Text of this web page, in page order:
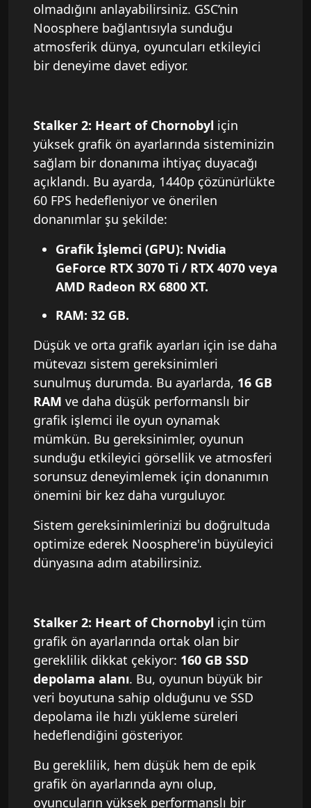
olmadığını anlayabilirsiniz. GSC’nin
Noosphere bağlantısıyla sunduğu
atmosferik dünya, oyuncuları etkileyici
bir deneyime davet ediyor.
Stalker 2: Heart of Chornobyl için
yüksek grafik ön ayarlarında sisteminizin
sağlam bir donanıma ihtiyaç duyacağı
açıklandı. Bu ayarda, 1440p çözünürlükte
60 FPS hedefleniyor ve önerilen
donanımlar şu şekilde:
Grafik İşlemci (GPU): Nvidia
GeForce RTX 3070 Ti / RTX 4070 veya
AMD Radeon RX 6800 XT.
RAM: 32 GB.
Düşük ve orta grafik ayarları için ise daha
mütevazı sistem gereksinimleri
sunulmuş durumda. Bu ayarlarda, 16 GB
RAM ve daha düşük performanslı bir
grafik işlemci ile oyun oynamak
mümkün. Bu gereksinimler, oyunun
sunduğu etkileyici görsellik ve atmosferi
sorunsuz deneyimlemek için donanımın
önemini bir kez daha vurguluyor.
Sistem gereksinimlerinizi bu doğrultuda
optimize ederek Noosphere'in büyüleyici
dünyasına adım atabilirsiniz.
Stalker 2: Heart of Chornobyl için tüm
grafik ön ayarlarında ortak olan bir
gereklilik dikkat çekiyor: 160 GB SSD
depolama alanı. Bu, oyunun büyük bir
veri boyutuna sahip olduğunu ve SSD
depolama ile hızlı yükleme süreleri
hedeflendiğini gösteriyor.
Bu gereklilik, hem düşük hem de epik
grafik ön ayarlarında aynı olup,
oyuncuların yüksek performanslı bir